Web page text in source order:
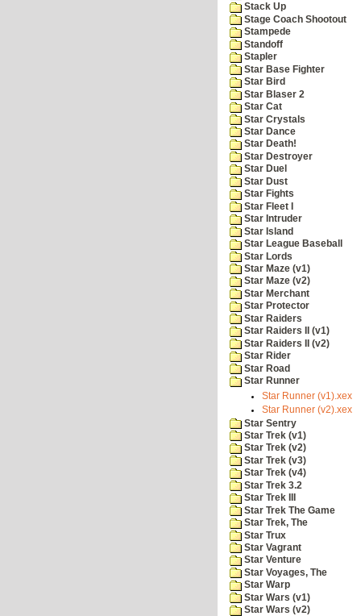
Stack Up
Stage Coach Shootout
Stampede
Standoff
Stapler
Star Base Fighter
Star Bird
Star Blaser 2
Star Cat
Star Crystals
Star Dance
Star Death!
Star Destroyer
Star Duel
Star Dust
Star Fights
Star Fleet I
Star Intruder
Star Island
Star League Baseball
Star Lords
Star Maze (v1)
Star Maze (v2)
Star Merchant
Star Protector
Star Raiders
Star Raiders II (v1)
Star Raiders II (v2)
Star Rider
Star Road
Star Runner
Star Runner (v1).xex
Star Runner (v2).xex
Star Sentry
Star Trek (v1)
Star Trek (v2)
Star Trek (v3)
Star Trek (v4)
Star Trek 3.2
Star Trek III
Star Trek The Game
Star Trek, The
Star Trux
Star Vagrant
Star Venture
Star Voyages, The
Star Warp
Star Wars (v1)
Star Wars (v2)